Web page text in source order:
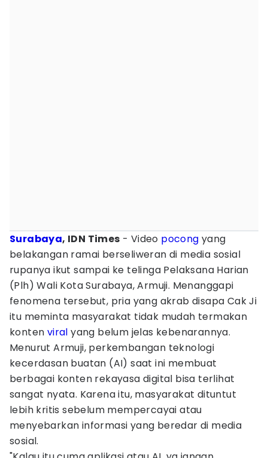
Surabaya, IDN Times - Video pocong yang
belakangan ramai berseliweran di media sosial
rupanya ikut sampai ke telinga Pelaksana Harian
(Plh) Wali Kota Surabaya, Armuji. Menanggapi
fenomena tersebut, pria yang akrab disapa Cak Ji
itu meminta masyarakat tidak mudah termakan
konten viral yang belum jelas kebenarannya.
Menurut Armuji, perkembangan teknologi
kecerdasan buatan (AI) saat ini membuat
berbagai konten rekayasa digital bisa terlihat
sangat nyata. Karena itu, masyarakat dituntut
lebih kritis sebelum mempercayai atau
menyebarkan informasi yang beredar di media
sosial.